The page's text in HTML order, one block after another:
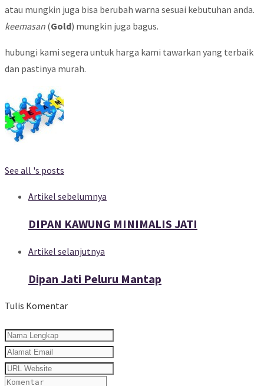
atau mungkin juga bisa berubah warna sesuai kebutuhan anda.
keemasan (Gold) mungkin juga bagus.
hubungi kami segera untuk harga kami tawarkan yang terbaik
dan pastinya murah.
See all 's posts
Artikel sebelumnya
DIPAN KAWUNG MINIMALIS JATI
Artikel selanjutnya
Dipan Jati Peluru Mantap
Tulis Komentar